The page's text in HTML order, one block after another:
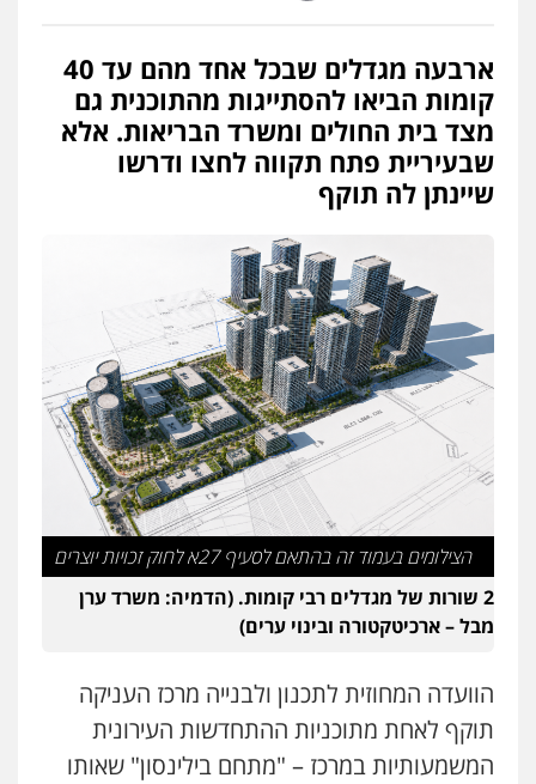
ארבעה מגדלים שבכל אחד מהם עד 40
קומות הביאו להסתייגות מהתוכנית גם
מצד בית החולים ומשרד הבריאות. אלא
שבעיריית פתח תקווה לחצו ודרשו
שיינתן לה תוקף
הצילומים בעמוד זה בהתאם לסעיף 27א לחוק זכויות יוצרים
2 שורות של מגדלים רבי קומות. (הדמיה: משרד ערן
מבל – ארכיטקטורה ובינוי ערים)
הוועדה המחוזית לתכנון ולבנייה מרכז העניקה
תוקף לאחת מתוכניות ההתחדשות העירונית
המשמעותיות במרכז – "מתחם בילינסון" שאותו